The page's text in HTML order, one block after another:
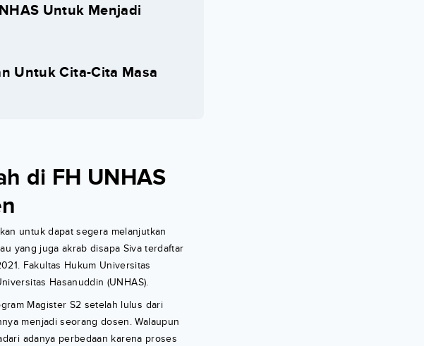
Untuk Menjadi
Untuk Cita-Cita Masa
di FH UNHAS
untuk dapat segera melanjutkan
yang juga akrab disapa Siva terdaftar
Fakultas Hukum Universitas
Hasanuddin (UNHAS).
Magister S2 setelah lulus dari
menjadi seorang dosen. Walaupun
adanya perbedaan karena proses